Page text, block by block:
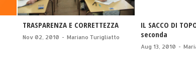
TRASPARENZA E CORRETTEZZA
Nov 02, 2010 - Mariano Turigliatto
IL SACCO DI
seconda
Aug 13, 2010 -